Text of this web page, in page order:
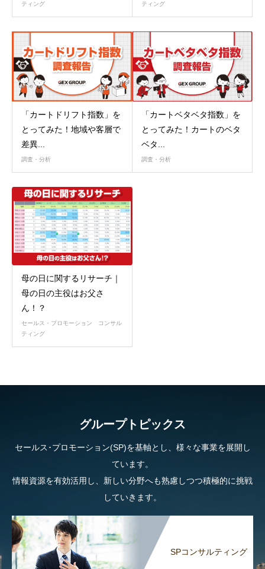
ティング
ティング
「カートドリフト指数」を
とってみた！地域や客層で
差異...
調査・分析
「カートベタベタ指数」を
とってみた！カートのベタ
ベタ...
調査・分析
母の日に関するリサーチ｜
母の日の主役はお父さ
ん！？
セールス・プロモーション コンサル
ティング
グループトピックス
セールス･プロモーション(SP)を基軸とし、様々な事業を展開し
ています。
情報資源を有効活用し、新しい分野へも熟慮しつつ積極的に挑戦
していきます。
SPコンサルティング